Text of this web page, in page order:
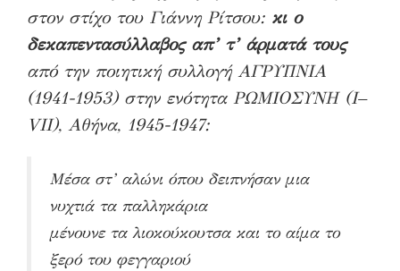
στον στίχο του Γιάννη Ρίτσου: κι ο
δεκαπεντασύλλαβος απ’ τ’ άρματά τους
από την ποιητική συλλογή ΑΓΡΥΠΝΙΑ
(1941-1953) στην ενότητα ΡΩΜΙΟΣΥΝΗ (I–
VII), Αθήνα, 1945-1947:
Μέσα στ’ αλώνι όπου δειπνήσαν μια
νυχτιά τα παλληκάρια
μένουνε τα λιοκούκουτσα και το αίμα το
ξερό του φεγγαριού